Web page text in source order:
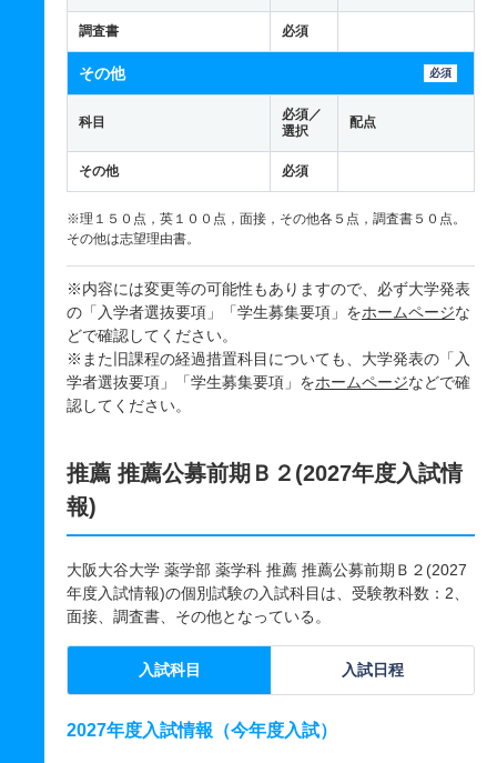
調査書 必須
その他 必須
科目
必須／
選択
配点
その他 必須
※理１５０点，英１００点，面接，その他各５点，調査書５０点。
その他は志望理由書。
※内容には変更等の可能性もありますので、必ず大学発表
の「入学者選抜要項」「学生募集要項」をホームページな
どで確認してください。
※また旧課程の経過措置科目についても、大学発表の「入
学者選抜要項」「学生募集要項」をホームページなどで確
認してください。
推薦 推薦公募前期Ｂ２(2027年度入試情
報)
大阪大谷大学 薬学部 薬学科 推薦 推薦公募前期Ｂ２(2027
年度入試情報)の個別試験の入試科目は、受験教科数：2、
面接、調査書、その他となっている。
入試科目 入試日程
2027年度入試情報（今年度入試）